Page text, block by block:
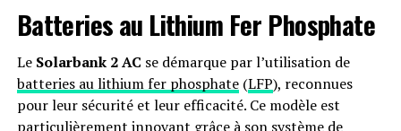
Batteries au Lithium Fer Phosphate
Le Solarbank 2 AC se démarque par l’utilisation de
batteries au lithium fer phosphate(LFP), reconnues
pour leur sécurité et leur efficacité. Ce modèle est
particulièrement innovant grâce à son système de